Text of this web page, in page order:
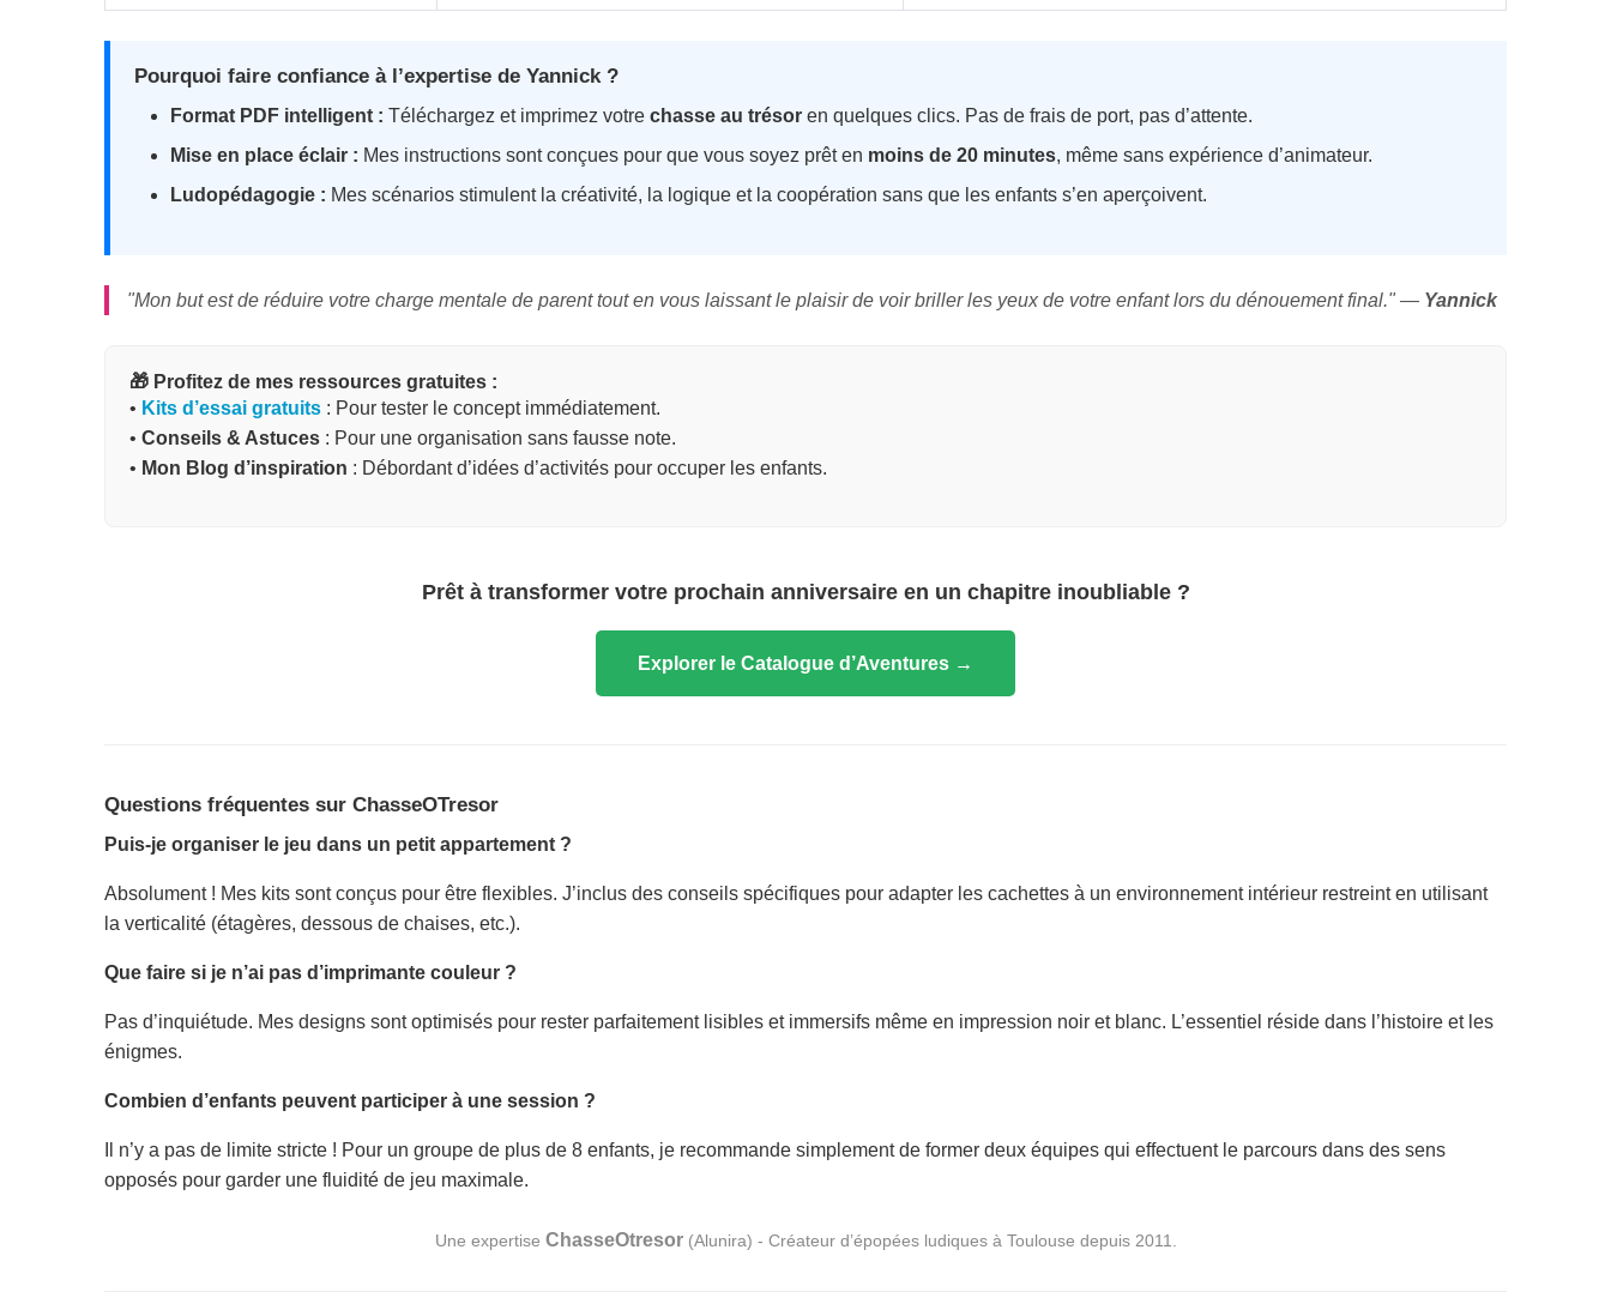
Pourquoi faire confiance à l’expertise de Yannick ?
Format PDF intelligent : Téléchargez et imprimez votre chasse au trésor en quelques clics. Pas de frais de port, pas d’attente.
Mise en place éclair : Mes instructions sont conçues pour que vous soyez prêt en moins de 20 minutes, même sans expérience d’animateur.
Ludopédagogie : Mes scénarios stimulent la créativité, la logique et la coopération sans que les enfants s’en aperçoivent.
"Mon but est de réduire votre charge mentale de parent tout en vous laissant le plaisir de voir briller les yeux de votre enfant lors du dénouement final." — Yannick
🎁 Profitez de mes ressources gratuites :
• Kits d’essai gratuits : Pour tester le concept immédiatement.
• Conseils & Astuces : Pour une organisation sans fausse note.
• Mon Blog d’inspiration : Débordant d’idées d’activités pour occuper les enfants.
Prêt à transformer votre prochain anniversaire en un chapitre inoubliable ?
Explorer le Catalogue d’Aventures →
Questions fréquentes sur ChasseOTresor
Puis-je organiser le jeu dans un petit appartement ?
Absolument ! Mes kits sont conçus pour être flexibles. J’inclus des conseils spécifiques pour adapter les cachettes à un environnement intérieur restreint en utilisant
la verticalité (étagères, dessous de chaises, etc.).
Que faire si je n’ai pas d’imprimante couleur ?
Pas d’inquiétude. Mes designs sont optimisés pour rester parfaitement lisibles et immersifs même en impression noir et blanc. L’essentiel réside dans l’histoire et les
énigmes.
Combien d’enfants peuvent participer à une session ?
Il n’y a pas de limite stricte ! Pour un groupe de plus de 8 enfants, je recommande simplement de former deux équipes qui effectuent le parcours dans des sens
opposés pour garder une fluidité de jeu maximale.
Une expertise ChasseOtresor(Alunira) - Créateur d’épopées ludiques à Toulouse depuis 2011.